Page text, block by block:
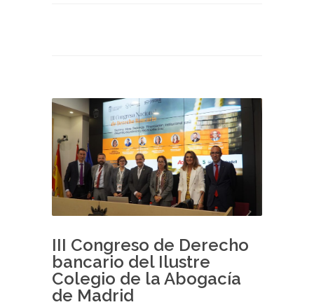
III Congreso de Derecho
bancario del Ilustre
Colegio de la Abogacía
de Madrid